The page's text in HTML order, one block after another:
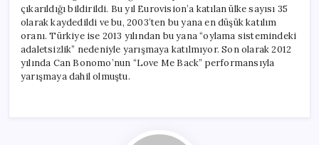
çıkarıldığı bildirildi. Bu yıl Eurovision’a katılan ülke sayısı 35
olarak kaydedildi ve bu, 2003’ten bu yana en düşük katılım
oranı. Türkiye ise 2013 yılından bu yana “oylama sistemindeki
adaletsizlik” nedeniyle yarışmaya katılmıyor. Son olarak 2012
yılında Can Bonomo’nun “Love Me Back” performansıyla
yarışmaya dahil olmuştu.